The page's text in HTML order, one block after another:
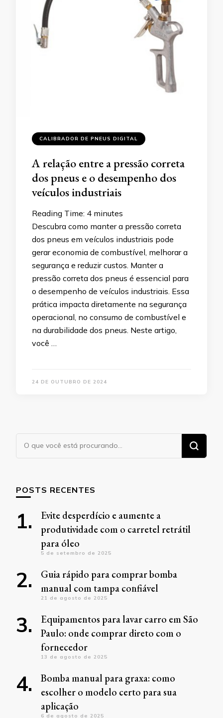
CALIBRADOR DE PNEUS DIGITAL
A relação entre a pressão correta
dos pneus e o desempenho dos
veículos industriais
Reading Time: 4 minutes
Descubra como manter a pressão correta
dos pneus em veículos industriais pode
gerar economia de combustível, melhorar a
segurança e reduzir custos. Manter a
pressão correta dos pneus é essencial para
o desempenho de veículos industriais. Essa
prática impacta diretamente na segurança
operacional, no consumo de combustível e
na durabilidade dos pneus. Neste artigo,
você …
24 DE OUTUBRO DE 2024
Procurando
algo?
POSTS RECENTES
Evite desperdício e aumente a
produtividade com o carretel retrátil
para óleo
5 de setembro de 2025
Guia rápido para comprar bomba
manual com tampa confiável
21 de agosto de 2025
Equipamentos para lavar carro em São
Paulo: onde comprar direto com o
fornecedor
13 de agosto de 2025
Bomba manual para graxa: como
escolher o modelo certo para sua
aplicação
6 de agosto de 2025